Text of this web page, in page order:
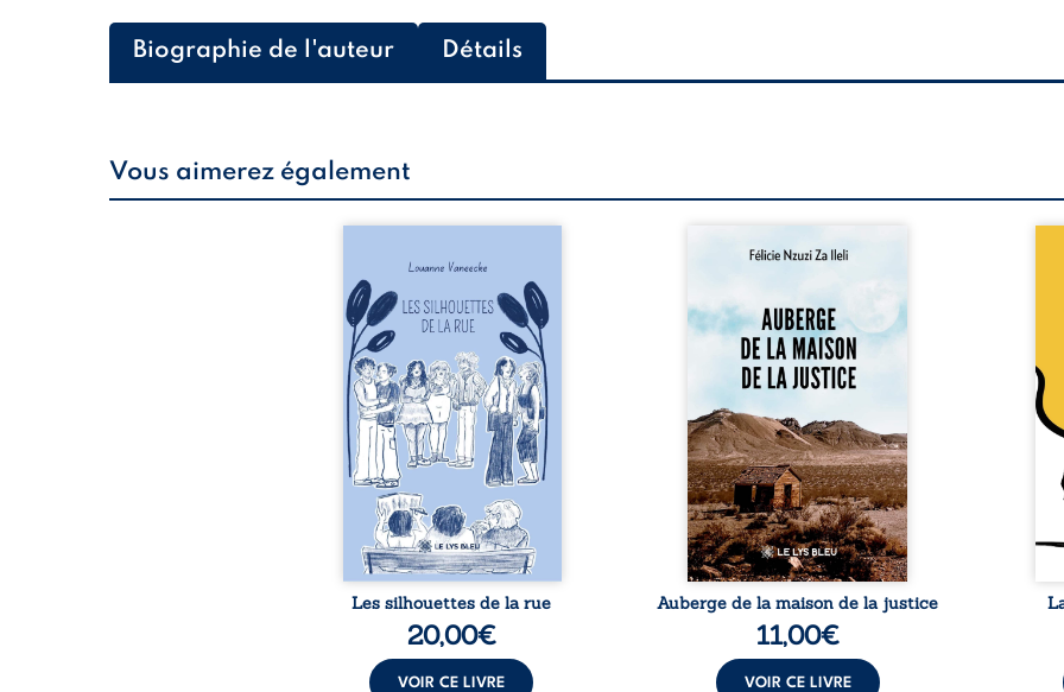
Biographie de l'auteur Détails
Vous aimerez également
donne la parole à six
personnages ordinaires,
traversés par des pensées, des
émotions et des silences qui
pourraient appartenir à
chacun de nous. À travers
leurs parcours, ce roman invite
à porter un regard différent
sur celles et ceux qui nous
entourent, à deviner ce qui se
cache derrière les apparences
et à s’ouvrir au fourmillement
sensible de notre ...
Les silhouettes de la rue
20,00€
VOIR CE LIVRE
Auberge de la maison de la
parcours exemplaire de Mbala
Zi Nkuaku Lema Félix.
Magistrat intègre, fervent
défenseur des droits humains
et de l’indépendance
judiciaire, il voit sa carrière de
trente-quatre ans brutalement
brisée par une révocation
arbitraire en 2009, plongeant
sa vie dans un chaos matériel
et moral. À ...
Auberge de la maison de la justice
11,00€
VOIR CE LIVRE
le